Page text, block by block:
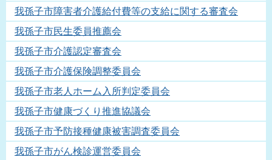
我孫子市障害者介護給付費等の支給に関する審査会
我孫子市民生委員推薦会
我孫子市介護認定審査会
我孫子市介護保険調整委員会
我孫子市老人ホーム入所判定委員会
我孫子市健康づくり推進協議会
我孫子市予防接種健康被害調査委員会
我孫子市がん検診運営委員会